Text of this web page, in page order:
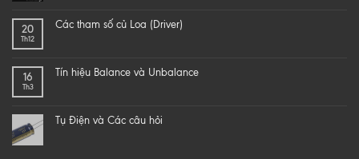
speaker
loa
Z
ĐỂ
CHẤT
20
Th12
Các tham số củ Loa (Driver)
16
Th3
Tín hiệu Balance và Unbalance
Tụ Điện và Các câu hỏi